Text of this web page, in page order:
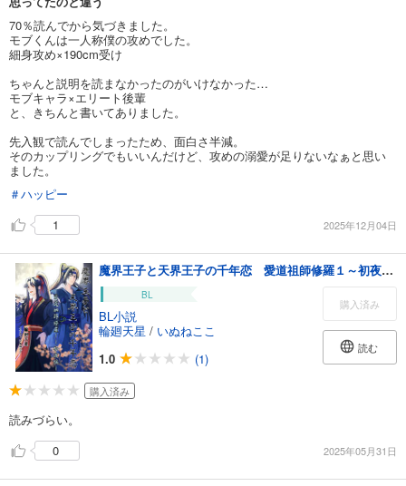
70％読んでから気づきました。
モブくんは一人称僕の攻めでした。
細身攻め×190cm受け
ちゃんと説明を読まなかったのがいけなかった…
モブキャラ×エリート後輩
と、きちんと書いてありました。
先入観で読んでしまったため、面白さ半減。
そのカップリングでもいいんだけど、攻めの溺愛が足りないなぁと思い
ました。
＃ハッピー
1
2025年12月04日
魔界王子と天界王子の千年恋 愛道祖師修羅１～初夜編～
BL
BL小説
輪廻天星 / いぬねここ
1.0
(1)
購入済み
読む
購入済み
読みづらい。
0
2025年05月31日